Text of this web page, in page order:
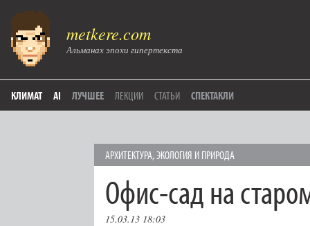
metkere.com
Альманах эпохи гипертекста
КЛИМАТ AI ЛУЧШЕЕ ЛЕКЦИИ СТАТЬИ СПЕКТАКЛИ
АРХИТЕКТУРА,ЭКОЛОГИЯ И ПРИРОДА
Офис-сад на
15.03.13 18:03